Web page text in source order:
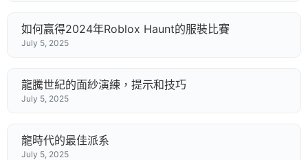
如何贏得2024年Roblox Haunt的服裝比賽
July 5, 2025
龍騰世紀的面紗演練，提示和技巧
July 5, 2025
龍時代的最佳派系
July 5, 2025